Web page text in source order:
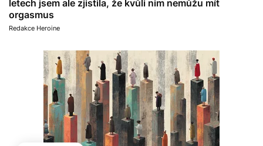
letech jsem ale zjistila, že kvůli nim nemůžu mít
orgasmus
Redakce Heroine